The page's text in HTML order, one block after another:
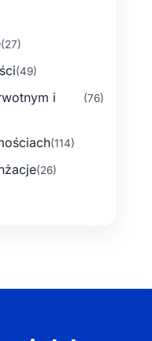
(27)
(49)
i
(76)
(114)
(26)